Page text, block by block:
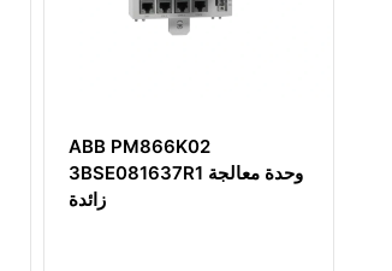
ABB AI05 وحدة الإدخال
التناظري